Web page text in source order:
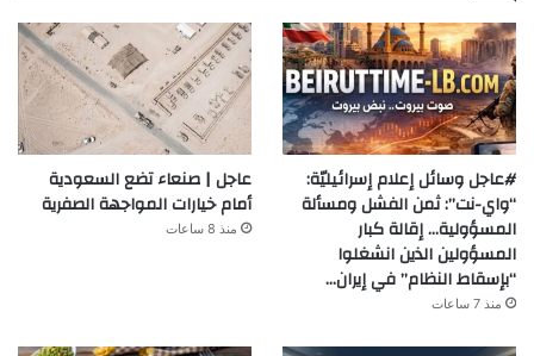
#عاجل وسائل إعلام إسرائيليّة:
“واي-نت”: ثمن الفشل ومسألة
المسؤولية… إقالة كبار
المسؤولين الذين انشغلوا
“بإسقاط النظام” في إيران…
منذ 7 ساعات
عاجل | صنعاء تضع السعودية
أمام خيارات المواجهة الصفرية
منذ 8 ساعات